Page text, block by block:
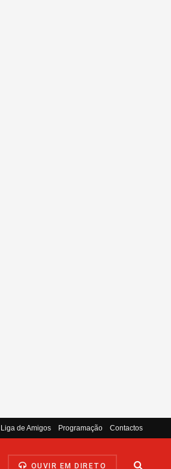
Liga de Amigos Programação Contactos
OUVIR EM DIRETO